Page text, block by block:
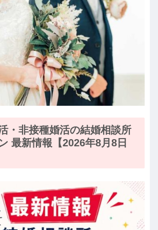
・非接種婚活の結婚相談所
最新情報【2026年8月8日